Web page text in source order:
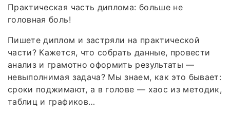
Практическая часть диплома: больше не
головная боль!
Пишете диплом и застряли на практической
части? Кажется, что собрать данные, провести
анализ и грамотно оформить результаты —
невыполнимая задача? Мы знаем, как это бывает:
сроки поджимают, а в голове — хаос из методик,
таблиц и графиков…